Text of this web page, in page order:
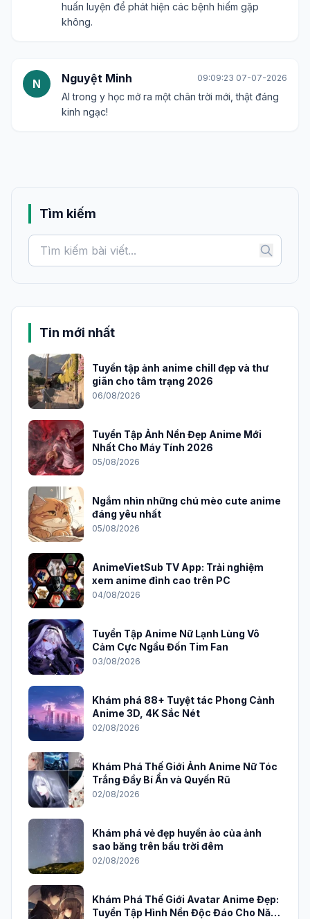
huấn luyện để phát hiện các bệnh hiếm gặp
không.
N Nguyệt Minh 09:09:23 07-07-2026
AI trong y học mở ra một chân trời mới, thật đáng
kinh ngạc!
Tìm kiếm
Tin mới nhất
Tuyển tập ảnh anime chill đẹp và thư
giãn cho tâm trạng 2026
06/08/2026
Tuyển Tập Ảnh Nền Đẹp Anime Mới
Nhất Cho Máy Tính 2026
05/08/2026
Ngắm nhìn những chú mèo cute anime
đáng yêu nhất
05/08/2026
AnimeVietSub TV App: Trải nghiệm
xem anime đỉnh cao trên PC
04/08/2026
Tuyển Tập Anime Nữ Lạnh Lùng Vô
Cảm Cực Ngầu Đốn Tim Fan
03/08/2026
Khám phá 88+ Tuyệt tác Phong Cảnh
Anime 3D, 4K Sắc Nét
02/08/2026
Khám Phá Thế Giới Ảnh Anime Nữ Tóc
Trắng Đầy Bí Ẩn và Quyến Rũ
02/08/2026
Khám phá vẻ đẹp huyền ảo của ảnh
sao băng trên bầu trời đêm
02/08/2026
Khám Phá Thế Giới Avatar Anime Đẹp:
Tuyển Tập Hình Nền Độc Đáo Cho Năm